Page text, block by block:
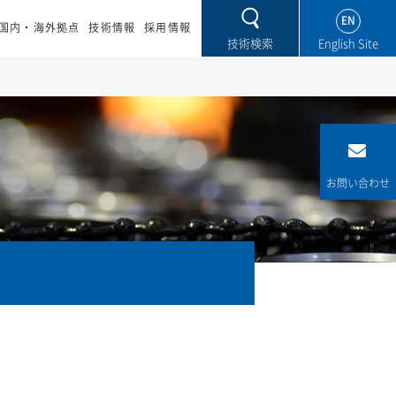
内・海外拠点 技術情報
採用情報
技術検索
EN
お問い合わせ